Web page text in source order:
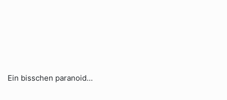
Ein bisschen paranoid…